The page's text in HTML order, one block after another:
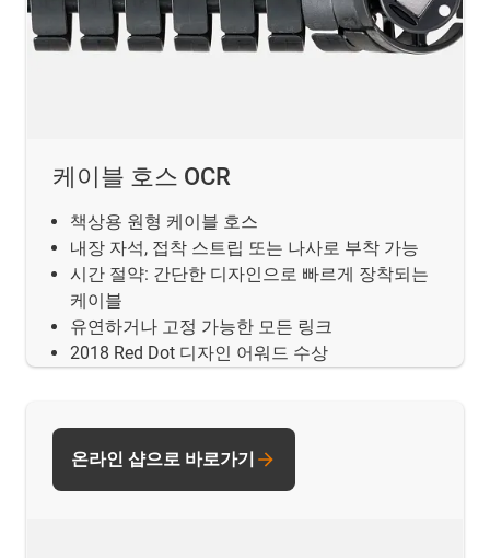
케이블 호스 OCR
책상용 원형 케이블 호스
내장 자석, 접착 스트립 또는 나사로 부착 가능
시간 절약: 간단한 디자인으로 빠르게 장착되는
케이블
유연하거나 고정 가능한 모든 링크
2018 Red Dot 디자인 어워드 수상
온라인 샵으로 바로가기